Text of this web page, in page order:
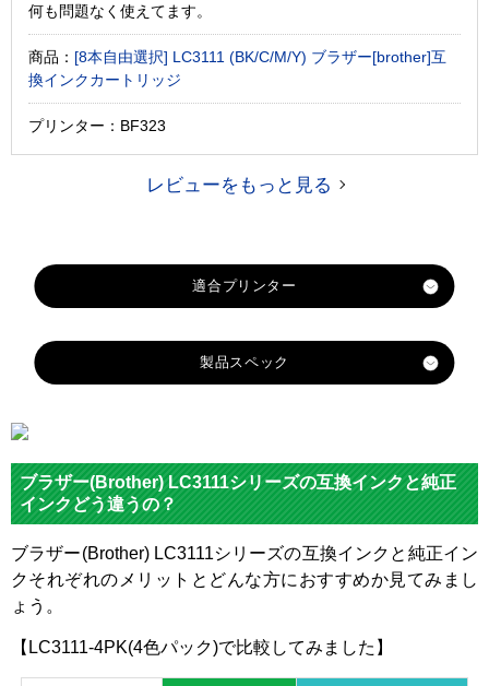
何も問題なく使えてます。
商品： [8本自由選択] LC3111 (BK/C/M/Y) ブラザー[brother]互
換インクカートリッジ
プリンター：BF323
レビューをもっと見る
製品スペック
対応
純正型
番
LC3111
LC3111
LC3111
LC3111
ブラッ
イエロ
マゼン
顔料・
染料
ブラザー(Brother) LC3111シリーズの互換インクと純正
インクどう違うの？
ブラザー(Brother) LC3111シリーズの互換インクと純正イン
クそれぞれのメリットとどんな方におすすめか見てみまし
ょう。
【LC3111-4PK(4色パック)で比較してみました】